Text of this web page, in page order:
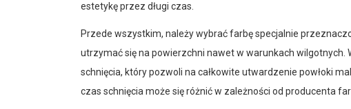
estetykę przez długi czas.
Przede wszystkim, należy wybrać farbę specjalnie
utrzymać się na powierzchni nawet w warunkach wilgotnych.
schnięcia, który pozwoli na całkowite utwardzenie powłoki
czas schnięcia może się różnić w zależności od producenta